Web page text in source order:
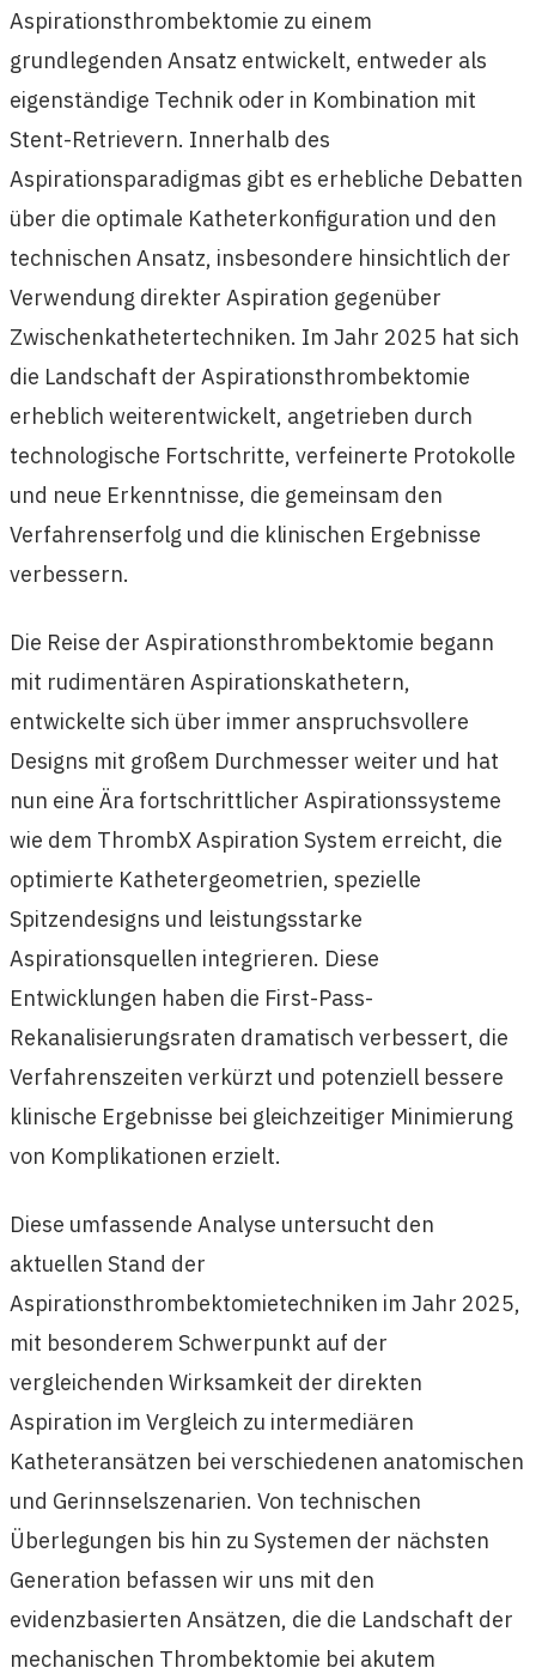
Aspirationsthrombektomie zu einem
grundlegenden Ansatz entwickelt, entweder als
eigenständige Technik oder in Kombination mit
Stent-Retrievern. Innerhalb des
Aspirationsparadigmas gibt es erhebliche Debatten
über die optimale Katheterkonfiguration und den
technischen Ansatz, insbesondere hinsichtlich der
Verwendung direkter Aspiration gegenüber
Zwischenkathetertechniken. Im Jahr 2025 hat sich
die Landschaft der Aspirationsthrombektomie
erheblich weiterentwickelt, angetrieben durch
technologische Fortschritte, verfeinerte Protokolle
und neue Erkenntnisse, die gemeinsam den
Verfahrenserfolg und die klinischen Ergebnisse
verbessern.
Die Reise der Aspirationsthrombektomie begann
mit rudimentären Aspirationskathetern,
entwickelte sich über immer anspruchsvollere
Designs mit großem Durchmesser weiter und hat
nun eine Ära fortschrittlicher Aspirationssysteme
wie dem ThrombX Aspiration System erreicht, die
optimierte Kathetergeometrien, spezielle
Spitzendesigns und leistungsstarke
Aspirationsquellen integrieren. Diese
Entwicklungen haben die First-Pass-
Rekanalisierungsraten dramatisch verbessert, die
Verfahrenszeiten verkürzt und potenziell bessere
klinische Ergebnisse bei gleichzeitiger Minimierung
von Komplikationen erzielt.
Diese umfassende Analyse untersucht den
aktuellen Stand der
Aspirationsthrombektomietechniken im Jahr 2025,
mit besonderem Schwerpunkt auf der
vergleichenden Wirksamkeit der direkten
Aspiration im Vergleich zu intermediären
Katheteransätzen bei verschiedenen anatomischen
und Gerinnselszenarien. Von technischen
Überlegungen bis hin zu Systemen der nächsten
Generation befassen wir uns mit den
evidenzbasierten Ansätzen, die die Landschaft der
mechanischen Thrombektomie bei akutem